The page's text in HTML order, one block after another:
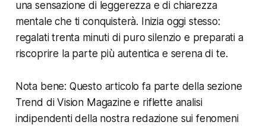
una sensazione di leggerezza e di chiarezza
mentale che ti conquisterà. Inizia oggi stesso:
regalati trenta minuti di puro silenzio e preparati a
riscoprire la parte più autentica e serena di te.
Nota bene: Questo articolo fa parte della sezione
Trend di Vision Magazine e riflette analisi
indipendenti della nostra redazione sui fenomeni